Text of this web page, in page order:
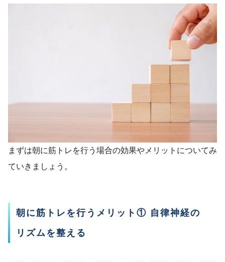
まずは朝に筋トレを行う場合の効果やメリットについてみ
ていきましょう。
朝に筋トレを行うメリット① 自律神経の
リズムを整える